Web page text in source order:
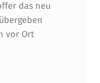
das neu
vor Ort